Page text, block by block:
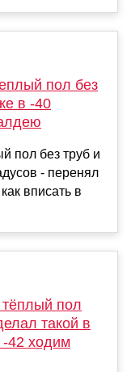
пол без
в -40
пол без труб и
- перенял
вписать в
пол
такой в
-42 ходим